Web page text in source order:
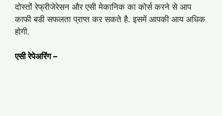
दोस्तोंं रेफ्रीजेरेसन और एसी मेकानिक का कोर्स करने से आप
काफी बडी सफलता प्राप्त कर सकते है. इसमें आपकी आय अधिक
होगी.
एसी रेपेअरिंग–